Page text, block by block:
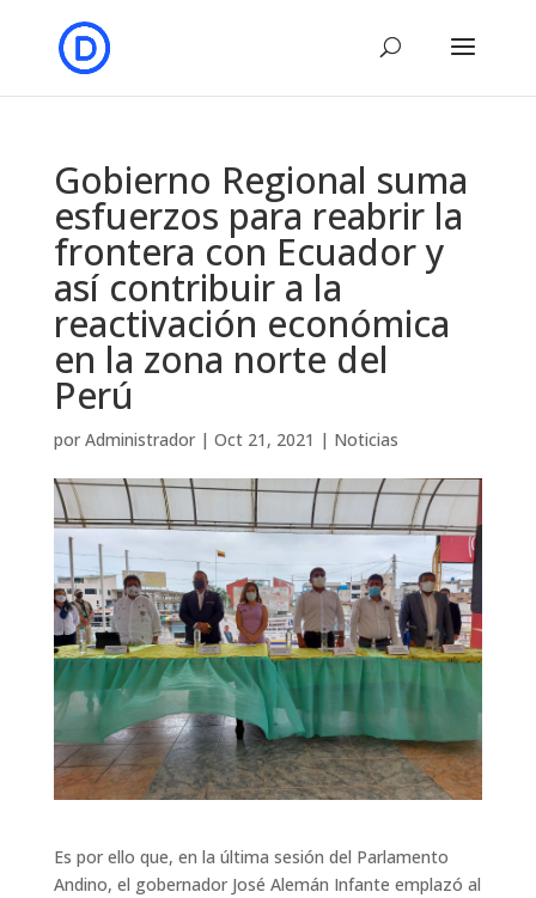
Gobierno Regional suma
esfuerzos para reabrir la
frontera con Ecuador y
así contribuir a la
reactivación económica
en la zona norte del
Perú
por Administrador| Oct 21, 2021 | Noticias
Es por ello que, en la última sesión del Parlamento
Andino, el gobernador José Alemán Infante emplazó al